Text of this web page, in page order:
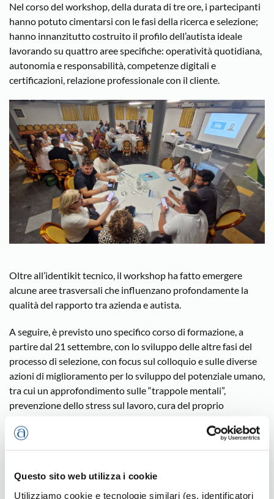
Questo sito web utilizza i cookie
Utilizziamo cookie e tecnologie similari (es. identificatori
Nel corso del workshop, della durata di tre ore, i partecipanti
hanno potuto cimentarsi con le fasi della ricerca e selezione;
hanno innanzitutto costruito il profilo dell’autista ideale
lavorando su quattro aree specifiche: operatività quotidiana,
autonomia e responsabilità, competenze digitali e
certificazioni, relazione professionale con il cliente.
Oltre all’identikit tecnico, il workshop ha fatto emergere
alcune aree trasversali che influenzano profondamente la
qualità del rapporto tra azienda e autista.
A seguire, è previsto uno specifico corso di formazione, a
partire dal 21 settembre, con lo sviluppo delle altre fasi del
processo di selezione, con focus sul colloquio e sulle diverse
azioni di miglioramento per lo sviluppo del potenziale umano,
tra cui un approfondimento sulle “trappole mentali”,
prevenzione dello stress sul lavoro, cura del proprio
motivazione, engagement e retention.
GUARDA LA LOCANDINA